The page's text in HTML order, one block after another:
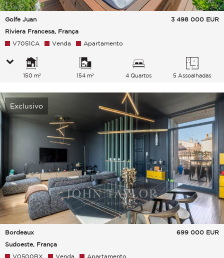
Golfe Juan
Riviera Francesa, França
3 498 000 EUR
V7051CA Venda Apartamento
150 m² 154 m² 4 Quartos 5 Assoalhadas
Exclusivo
Bordeaux
Sudoeste, França
699 000 EUR
V0500BX Venda Apartamento